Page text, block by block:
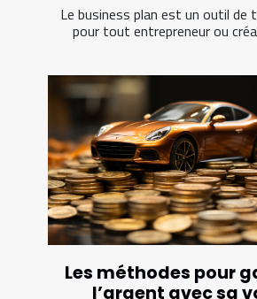
Le business plan est un outil de
pour tout entrepreneur ou
Les méthodes pour
l’argent avec sa